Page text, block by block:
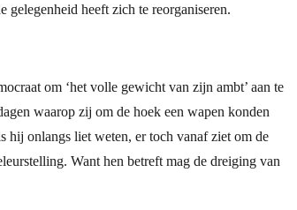
gelegenheid heeft zich te reorganiseren.
om ‘het volle gewicht van zijn ambt’ aan te
waarop zij om de hoek een wapen konden
hij onlangs liet weten, er toch vanaf ziet om de
Want hen betreft mag de dreiging van